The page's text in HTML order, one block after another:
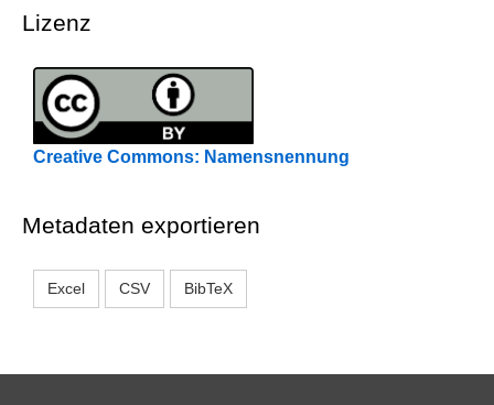
Lizenz
Creative Commons: Namensnennung
Metadaten exportieren
Excel CSV BibTeX